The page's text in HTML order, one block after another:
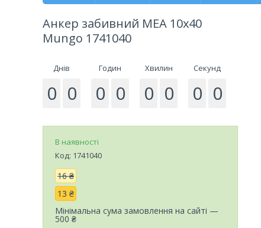
Анкер забивний MEA 10x40
Mungo 1741040
Днів
0 0
Годин
0 0
Хвилин
0 0
Секунд
0 0
В наявності
Код: 1741040
16 ₴
13 ₴
Мінімальна сума замовлення на сайті —
500 ₴